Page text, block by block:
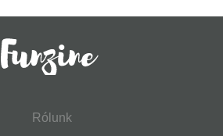
Rólunk